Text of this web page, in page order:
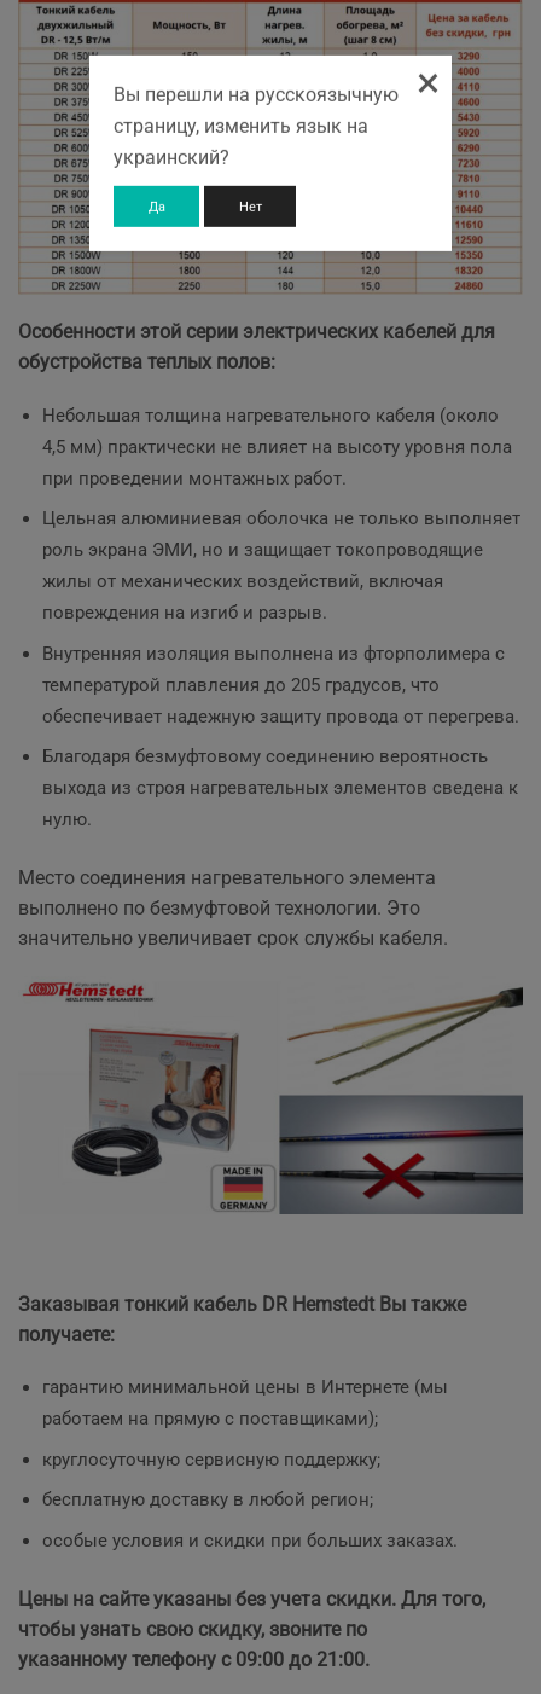
Особенности этой серии электрических кабелей для
обустройства теплых полов:
Небольшая толщина нагревательного кабеля (около
4,5 мм) практически не влияет на высоту уровня пола
при проведении монтажных работ.
Цельная алюминиевая оболочка не только выполняет
роль экрана ЭМИ, но и защищает токопроводящие
жилы от механических воздействий, включая
повреждения на изгиб и разрыв.
Внутренняя изоляция выполнена из фторполимера с
температурой плавления до 205 градусов, что
обеспечивает надежную защиту провода от перегрева.
Благодаря безмуфтовому соединению вероятность
выхода из строя нагревательных элементов сведена к
нулю.
Место соединения нагревательного элемента
выполнено по безмуфтовой технологии. Это
значительно увеличивает срок службы кабеля.
Заказывая тонкий кабель DR Hemstedt Вы также
получаете:
гарантию минимальной цены в Интернете (мы
работаем на прямую с поставщиками);
круглосуточную сервисную поддержку;
бесплатную доставку в любой регион;
особые условия и скидки при больших заказах.
Цены на сайте указаны без учета скидки. Для того,
чтобы узнать свою скидку, звоните по
указанному телефону с 09:00 до 21:00.
×
Вы перешли на русскоязычную
страницу, изменить язык на
украинский?
Да Нет